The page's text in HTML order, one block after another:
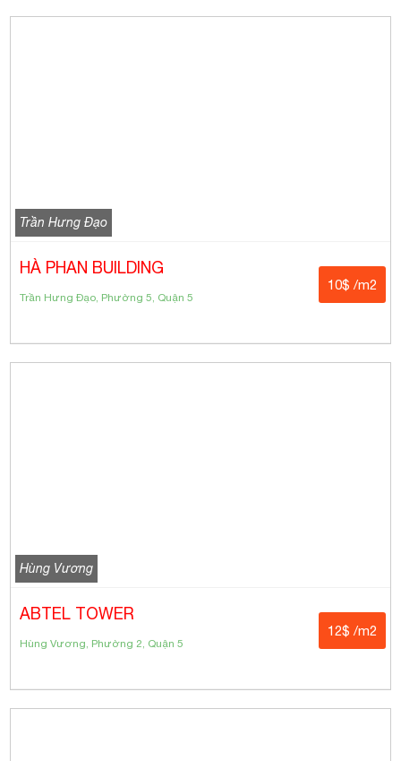
Trần Hưng Đạo
HÀ PHAN BUILDING
Trần Hưng Đạo, Phường 5, Quận 5
10$ /m2
Hùng Vương
ABTEL TOWER
Hùng Vương, Phường 2, Quận 5
12$ /m2